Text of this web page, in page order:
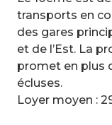
transports en
des gares
et de l’Est. La
promet en plus
écluses.
Loyer moyen :